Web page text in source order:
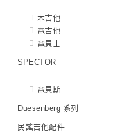
木吉他
電吉他
電貝士
SPECTOR
電貝斯
Duesenberg 系列
民謠吉他配件